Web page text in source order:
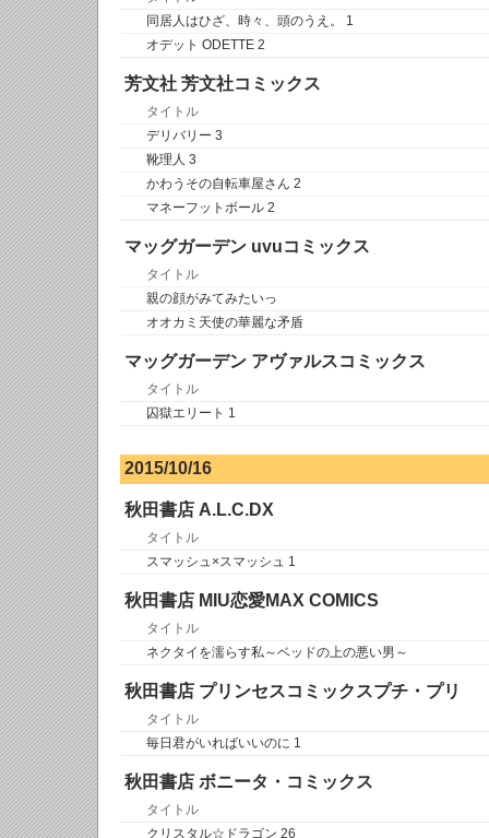
同居人はひざ、時々、頭のうえ。 1
オデット ODETTE 2
芳文社 芳文社コミックス
タイトル
デリバリー 3
靴理人 3
かわうその自転車屋さん 2
マネーフットボール 2
マッグガーデン uvuコミックス
タイトル
親の顔がみてみたいっ
オオカミ天使の華麗な矛盾
マッグガーデン アヴァルスコミックス
タイトル
囚獄エリート 1
2015/10/16
秋田書店 A.L.C.DX
タイトル
スマッシュ×スマッシュ 1
秋田書店 MIU恋愛MAX COMICS
タイトル
ネクタイを濡らす私～ベッドの上の悪い男～
秋田書店 プリンセスコミックスプチ・プリ
タイトル
毎日君がいればいいのに 1
秋田書店 ボニータ・コミックス
タイトル
クリスタル☆ドラゴン 26